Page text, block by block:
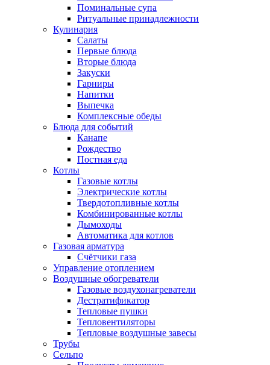
Поминальные супа
Ритуальные принадлежности
Кулинария
Салаты
Первые блюда
Вторые блюда
Закуски
Гарниры
Напитки
Выпечка
Комплексные обеды
Блюда для событий
Канапе
Рождество
Постная еда
Котлы
Газовые котлы
Электрические котлы
Твердотопливные котлы
Комбинированные котлы
Дымоходы
Автоматика для котлов
Газовая арматура
Счётчики газа
Управление отоплением
Воздушные обогреватели
Газовые воздухонагреватели
Дестратификатор
Тепловые пушки
Тепловентиляторы
Тепловые воздушные завесы
Трубы
Сельпо